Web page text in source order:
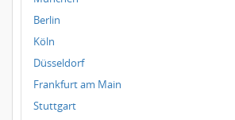
Berlin
Köln
Düsseldorf
Frankfurt am Main
Stuttgart